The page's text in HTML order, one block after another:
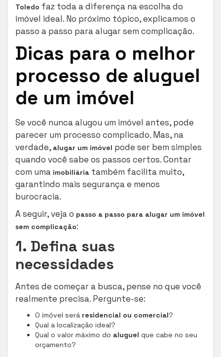
Toledo faz toda a diferença na escolha do
imóvel ideal. No próximo tópico, explicamos o
passo a passo para alugar sem complicação.
Dicas para o melhor
processo de aluguel
de um imóvel
Se você nunca alugou um imóvel antes, pode
parecer um processo complicado. Mas, na
verdade, alugar um imóvel pode ser bem simples
quando você sabe os passos certos. Contar
com uma imobiliária também facilita muito,
garantindo mais segurança e menos
burocracia.
A seguir, veja o passo a passo para alugar um imóvel
sem complicação:
1. Defina suas
necessidades
Antes de começar a busca, pense no que você
realmente precisa. Pergunte-se:
O imóvel será residencial ou comercial?
Qual a localização ideal?
Qual o valor máximo do aluguel que cabe no seu
orçamento?